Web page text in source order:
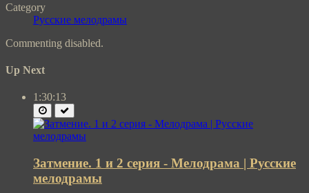
Category
Русские мелодрамы
Commenting disabled.
Up Next
1:30:13
Затмение. 1 и 2 серия - Мелодрама | Русские
мелодрамы